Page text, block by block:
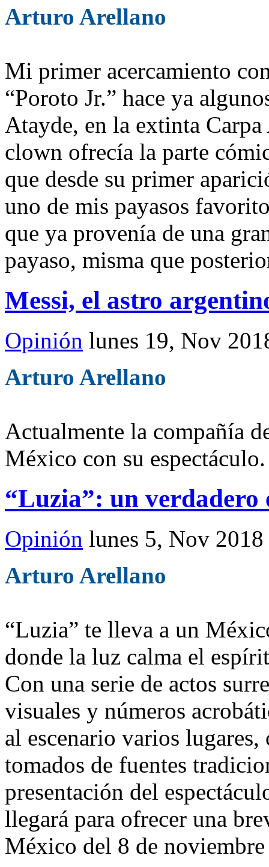
Arturo Arellano
Mi primer acercamiento
“Poroto Jr.” hace ya
Atayde, en la extinta
clown ofrecía la parte
que desde su primer
uno de mis payasos
que ya provenía de una
payaso, misma que
Messi, el astro
Opinión lunes 19, Nov
Arturo Arellano
Actualmente la compañía
México con su espectáculo.
“Luzia”: un verdadero
Opinión lunes 5, Nov 2018
Arturo Arellano
“Luzia” te lleva a un
donde la luz calma el
Con una serie de actos
visuales y números
al escenario varios
tomados de fuentes
presentación del
llegará para ofrecer una
México del 8 de